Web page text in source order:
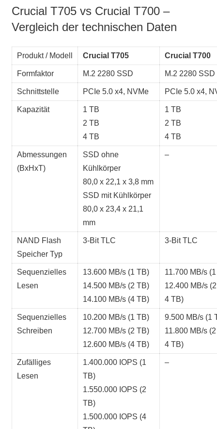
Crucial T705 vs Crucial T700 –
Vergleich der technischen Daten
Produkt / Modell Crucial T705 Crucial T700
Formfaktor M.2 2280 SSD M.2 2280 SSD
Schnittstelle PCIe 5.0 x4, NVMe PCIe 5.0 x4,
Kapazität
1 TB
2 TB
4 TB
1 TB
2 TB
4 TB
Abmessungen
(BxHxT)
SSD ohne
Kühlkörper
80,0 x 22,1 x 3,8 mm
SSD mit Kühlkörper
80,0 x 23,4 x 21,1
mm
–
NAND Flash
Speicher Typ
3-Bit TLC 3-Bit TLC
Sequenzielles
Lesen
13.600 MB/s (1 TB)
14.500 MB/s (2 TB)
14.100 MB/s (4 TB)
11.700 MB/s
12.400 MB/s
4 TB)
Sequenzielles
Schreiben
10.200 MB/s (1 TB)
12.700 MB/s (2 TB)
12.600 MB/s (4 TB)
9.500 MB/s (1
11.800 MB/s
4 TB)
Zufälliges
Lesen
1.400.000 IOPS (1
TB)
1.550.000 IOPS (2
TB)
1.500.000 IOPS (4
–